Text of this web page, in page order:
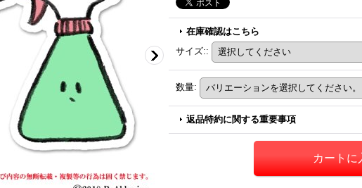
在庫確認はこちら
サイズ::
数量:
返品特約に関する重要事項